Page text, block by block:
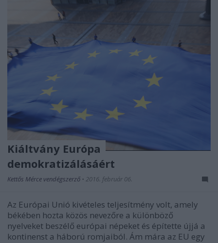
Kiáltvány Európa
demokratizálásáért
Kettős Mérce vendégszerző • 2016. február 06.
Az Európai Unió kivételes teljesítmény volt, amely
békében hozta közös nevezőre a különböző
nyelveket beszélő európai népeket és építette újjá a
kontinenst a háború romjaiból. Ám mára az EU egy